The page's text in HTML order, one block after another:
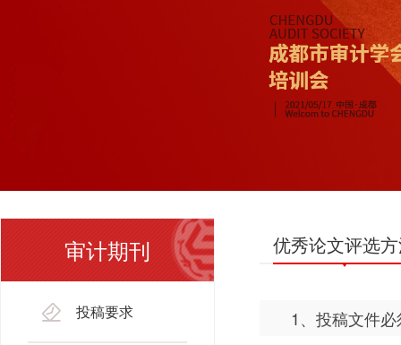
审计期刊
投稿要求
优秀论文评选
1、投稿文件